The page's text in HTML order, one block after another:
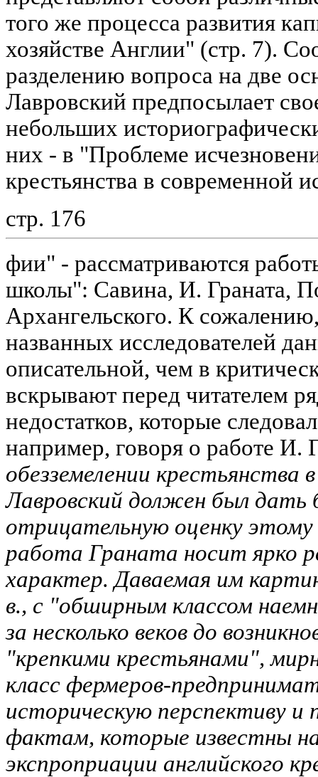
того же процесса развития
хозяйстве Англии" (стр. 7).
разделению вопроса на две
Лавровский предпосылает
небольших
них - в "Проблеме
крестьянства в современной
стр. 176
фии" - рассматриваются
школы": Савина, И. Граната,
Архангельского. К
названных исследователей
описательной, чем в
вскрывают перед читателем
недостатков, которые
например, говоря о работе И.
обезземелении крестьянства
Лавровский должен был дать
отрицательную оценку этому
работа Граната носит ярко
характер. Даваемая им
в., с "обширным классом
за несколько веков до
"крепкими крестьянами",
класс фермеров-
историческую перспективу
фактам, которые известны
экспроприации английского